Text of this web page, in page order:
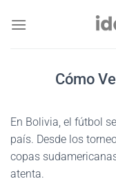
Cómo
En Bolivia, el fútbol
país. Desde los
copas
atenta.